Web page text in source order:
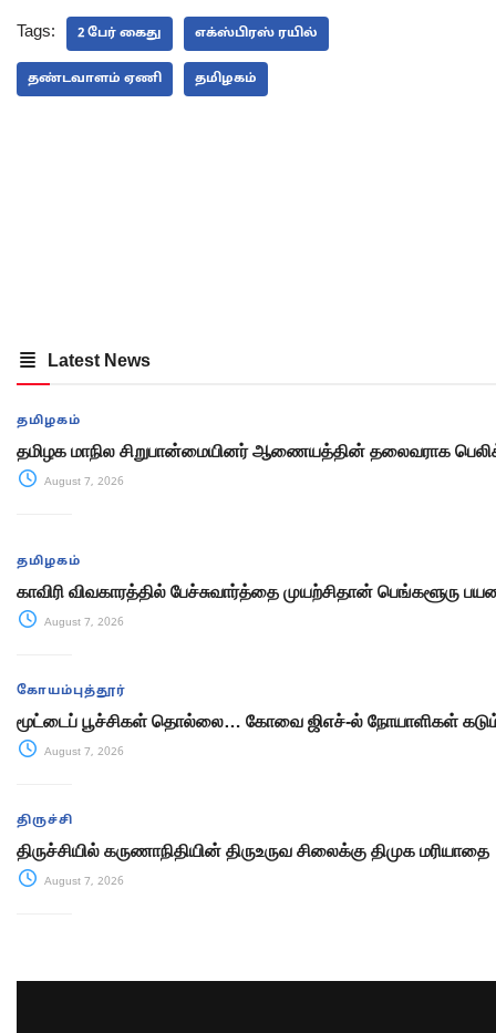
Tags: 2 பேர் கைது எக்ஸ்பிரஸ் ரயில்
தண்டவாளம் ஏணி தமிழகம்
Latest News
தமிழகம்
தமிழக மாநில சிறுபான்மையினர் ஆணையத்தின் தலைவராக
August 7, 2026
தமிழகம்
காவிரி விவகாரத்தில் பேச்சுவார்த்தை முயற்சிதான் பெங்களூரு
August 7, 2026
கோயம்புத்தூர்
மூட்டைப் பூச்சிகள் தொல்லை… கோவை ஜிஎச்-ல் நோயாளிகள்
August 7, 2026
திருச்சி
திருச்சியில் கருணாநிதியின் திருஉருவ சிலைக்கு திமுக மரியாதை
August 7, 2026